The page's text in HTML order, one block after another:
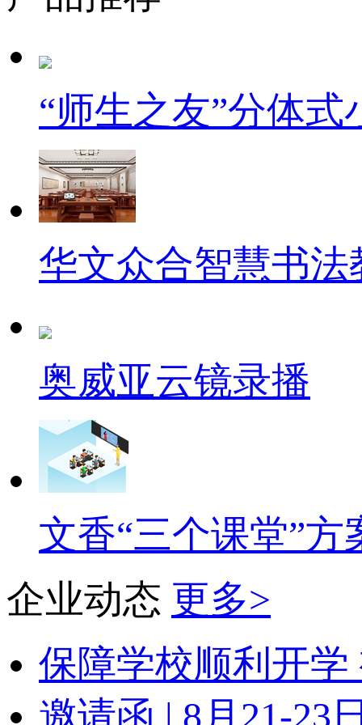
“师生之友”分体
华文众合智慧书法
奥威亚云镜录播
文香“三个课堂”方
企业动态 更多>
保障学校顺利开
邀请函 | 8月21-23